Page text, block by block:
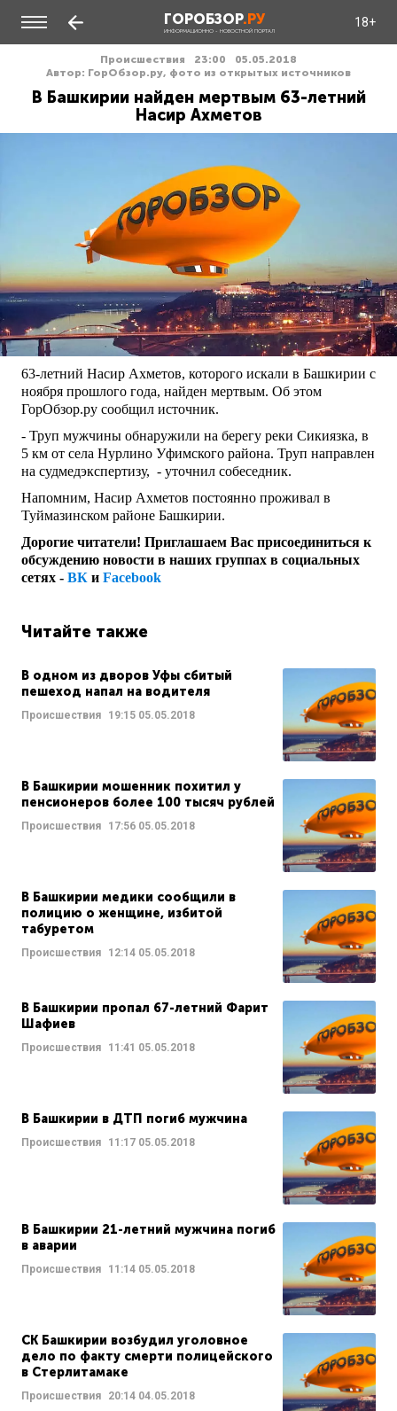
ГОРОБЗОР.РУ
ИНФОРМАЦИОННО - НОВОСТНОЙ ПОРТАЛ
18+
Происшествия 23:00
05.05.2018
Автор: ГорОбзор.ру, фото из открытых источников
В Башкирии найден мертвым 63-летний
Насир Ахметов
63-летний Насир Ахметов, которого искали в Башкирии с
ноября прошлого года, найден мертвым. Об этом
ГорОбзор.ру сообщил источник.
- Труп мужчины обнаружили на берегу реки Сикиязка, в
5 км от села Нурлино Уфимского района. Труп направлен
на судмедэкспертизу, - уточнил собеседник.
Напомним, Насир Ахметов постоянно проживал в
Туймазинском районе Башкирии.
Дорогие читатели! Приглашаем Вас присоединиться к
обсуждению новости в наших группах в социальных
сетях - ВК и Facebook
Читайте также
В одном из дворов Уфы сбитый
пешеход напал на водителя
Происшествия 19:15 05.05.2018
В Башкирии мошенник похитил у
пенсионеров более 100 тысяч рублей
Происшествия 17:56 05.05.2018
В Башкирии медики сообщили в
полицию о женщине, избитой
табуретом
Происшествия 12:14 05.05.2018
В Башкирии пропал 67-летний Фарит
Шафиев
Происшествия 11:41 05.05.2018
В Башкирии в ДТП погиб мужчина
Происшествия 11:17 05.05.2018
В Башкирии 21-летний мужчина погиб
в аварии
Происшествия 11:14 05.05.2018
СК Башкирии возбудил уголовное
дело по факту смерти полицейского
в Стерлитамаке
Происшествия 20:14 04.05.2018